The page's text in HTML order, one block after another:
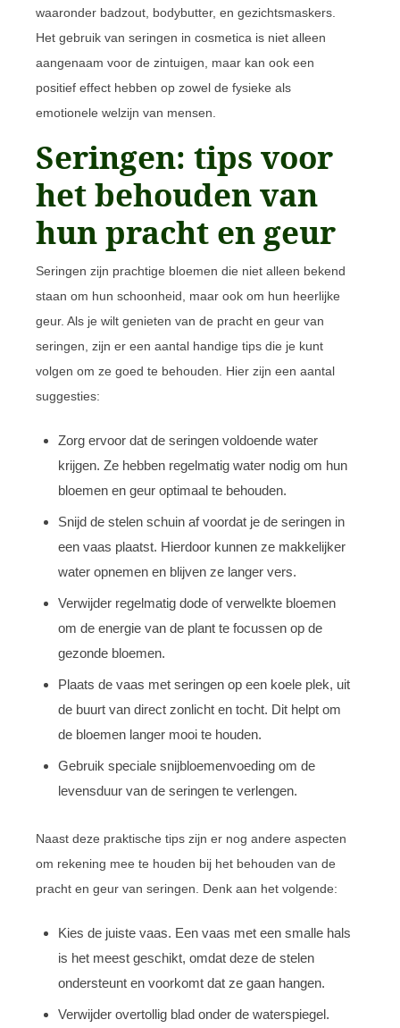
waaronder badzout, bodybutter, en gezichtsmaskers.
Het gebruik van seringen in cosmetica is niet alleen
aangenaam voor de zintuigen, maar kan ook een
positief effect hebben op zowel de fysieke als
emotionele welzijn van mensen.
Seringen: tips voor
het behouden van
hun pracht en geur
Seringen zijn prachtige bloemen die niet alleen bekend
staan om hun schoonheid, maar ook om hun heerlijke
geur. Als je wilt genieten van de pracht en geur van
seringen, zijn er een aantal handige tips die je kunt
volgen om ze goed te behouden. Hier zijn een aantal
suggesties:
Zorg ervoor dat de seringen voldoende water
krijgen. Ze hebben regelmatig water nodig om hun
bloemen en geur optimaal te behouden.
Snijd de stelen schuin af voordat je de seringen in
een vaas plaatst. Hierdoor kunnen ze makkelijker
water opnemen en blijven ze langer vers.
Verwijder regelmatig dode of verwelkte bloemen
om de energie van de plant te focussen op de
gezonde bloemen.
Plaats de vaas met seringen op een koele plek, uit
de buurt van direct zonlicht en tocht. Dit helpt om
de bloemen langer mooi te houden.
Gebruik speciale snijbloemenvoeding om de
levensduur van de seringen te verlengen.
Naast deze praktische tips zijn er nog andere aspecten
om rekening mee te houden bij het behouden van de
pracht en geur van seringen. Denk aan het volgende:
Kies de juiste vaas. Een vaas met een smalle hals
is het meest geschikt, omdat deze de stelen
ondersteunt en voorkomt dat ze gaan hangen.
Verwijder overtollig blad onder de waterspiegel.